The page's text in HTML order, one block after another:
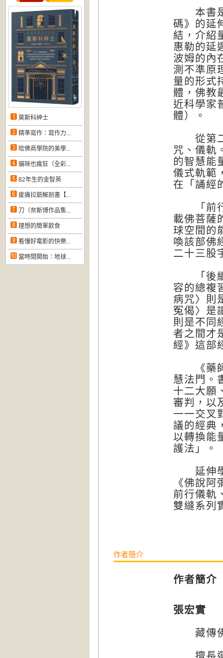
莫斯科紳士
精準寫作：寫作力...
哈佛商學院的美學...
貓咪也瘋狂（全彩...
82年生的金智英
痠痛拉筋解剖書【...
刀（奈斯博作品集...
理想的簡單飲食
看懂好電影的快樂...
當時間開始：地球...
本書是
碼》的延
結，介紹
惠勒的延
波姆的內
測不準原
量的形式
體，佛教
近科學家
體）。
從第二
咒、儀軌
的智慧能
儀式軌範
在「誦經
「前行
載佛菩薩
球空間的
喚該部佛
二十三股
「後續
容的總複
病咒〉則
冤偈〉是
則是不同
者之間才
經》這部
《藥師
慧法門。
十二大願
審判，以
一一交叉
議的經典
以轉換能
護法」。
延伸學
《佛說
前行儀軌
雙縫系列
作者簡介
作者簡介
張宏實
藏傳佛